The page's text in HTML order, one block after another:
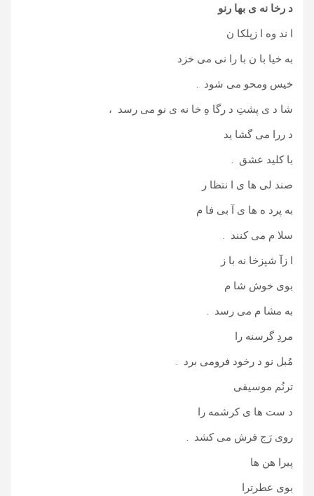
د رخا نه ی بها رنو
ا ند وه ا زپلکا ن
به خیا با ن با را نی می خزد
خیس ومحو می شود .
شا د ی پشتِ د رگا هِ خا نه ی نو می رسد ،
د ررا می گشا ید
با کلید عشق .
صند لی ها ی ا نتظا ر
به پرد ه ها ی آ بی فا م
سلا م می کنند .
ا زآ شپزخا نه با ز
بوی خوش شا م
به مشا م می رسد .
مردِ گرسنه را
مُبل نو د رخود فرومی برد .
ترنُم موسیقی
د ست ها ی کرشمه را
روی رَج فرش می کشد .
پیرا هن ها
بوی عطرترا